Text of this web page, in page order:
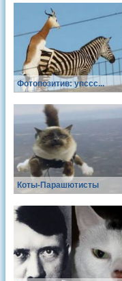
Фотопозитив: упссс...
Коты-Парашютисты